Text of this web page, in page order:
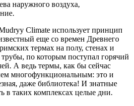
наружного воздуха,
Climate использует принцип
еще со времен Древнего
термах на полу, стенах и
по которым поступал горячий
А ведь термы, как бы сейчас
многофункциональным: это и
даже библиотека! И знатные
в таких комплексах целые дни.